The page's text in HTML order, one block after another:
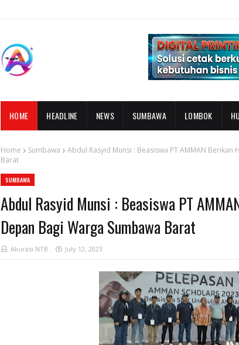
HOME HEADLINE NEWS SUMBAWA LOMBOK
Home Sumbawa
Abdul Rasyid Munsi : Beasiswa PT AMMAN
Barat
SUMBAWA
Abdul Rasyid Munsi : Beasiswa PT
Depan Bagi Warga Sumbawa Barat
Akurasi NTB July 12, 2023